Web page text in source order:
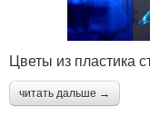
Цветы из пластика
читать дальше →